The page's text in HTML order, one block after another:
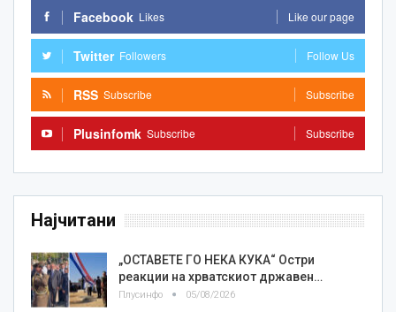
Facebook Likes Like our page
Twitter Followers Follow Us
RSS Subscribe Subscribe
Plusinfomk Subscribe Subscribe
Најчитани
„ОСТАВЕТЕ ГО НЕКА КУКА“ Остри
реакции на хрватскиот државен…
Плусинфо 05/08/2026